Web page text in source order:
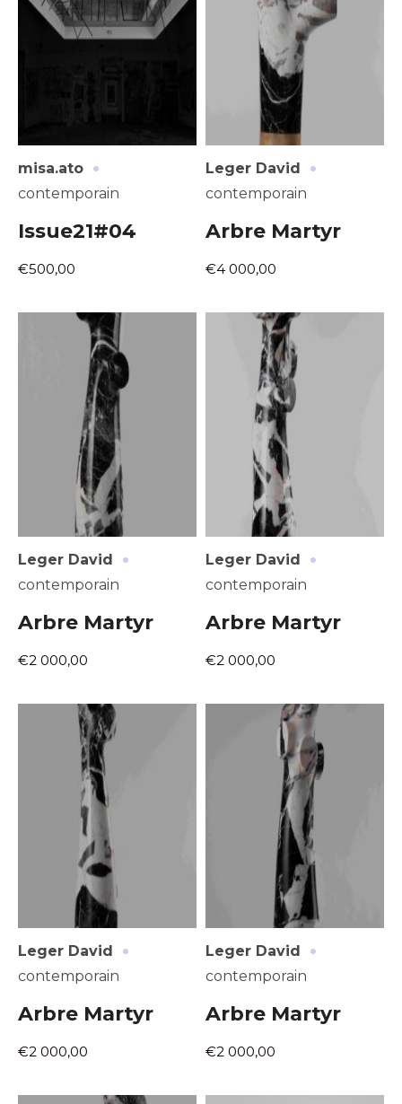
Adresse email*
Prénom
Statut / Organisation
* Champ obligatoire
Nom
Prénom
Statut / Organisation
J'accepte les
* Champ obligatoire
misa.ato ·
contemporain
Issue21#04
€500,00
Leger David ·
contemporain
Arbre Martyr
€4 000,00
Leger David ·
contemporain
Arbre Martyr
€2 000,00
Leger David ·
contemporain
Arbre Martyr
€2 000,00
Leger David ·
contemporain
Arbre Martyr
€2 000,00
Leger David ·
contemporain
Arbre Martyr
€2 000,00